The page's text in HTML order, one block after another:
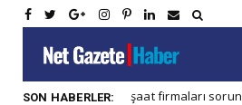
SON HABERLER:
Konut inşaat firmaları sorunları artıyor